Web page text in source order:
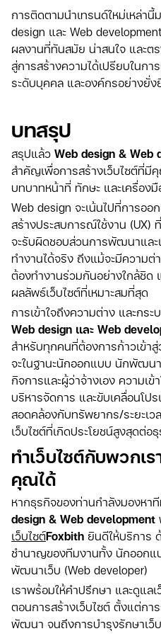
การติดตามนำเทรนด์ใหม่เหล่า
design และ Web
ผลงานที่ทันสมัย น่าสนใจ และต
สู่การสร้างความได้เปรียบในกา
ระดับบุคคล และองค์กรอย่างยั่ง
บทสรุป
สรุปแล้ว Web design & Web
สำคัญเพื่อการสร้างเว็บไซต์ที่
บทบาทหน้าที่ ทักษะ และเครื่องมื
Web design จะเน้นไปที่การอ
สร้างประสบการณ์ใช้งาน (UX)
จะรับผิดชอบส่วนการพัฒนาและ
ทำงานได้จริง ถึงแม้จะมีความ
ต้องทำงานร่วมกันอย่างใกล้ชิด
ผลลัพธ์เว็บไซต์ที่เหมาะสมที่สุด
การเข้าใจถึงความต่าง และกร
Web design และ Web
สำหรับทุกคนที่ต้องการก้าวเข้าสู่
จะในฐานะนักออกแบบ นักพัฒน
กิจการและผู้ว่าจ้างเอง ความเ
บริหารจัดการ และขับเคลื่อนโป
สอดคล้องกับทรัพยากร/ระยะเว
เว็บไซต์ที่เกิดประโยชน์สูงสุดต่อ
ทำเว็บไซต์กับพวกเ
คุณได้
หากธุรกิจของท่านกำลังมองหา
design & Web development
เว็บไซต์Foxbith ยินดีให้บริการ
ชำนาญของทีมงานทั้ง นักออกแ
พัฒนาเว็บ (Web developer)
เราพร้อมให้คำปรึกษา และดูแล
ตอนการสร้างเว็บไซต์ ตั้งแต่ก
พัฒนา จนถึงการบำรุงรักษาเว็บ